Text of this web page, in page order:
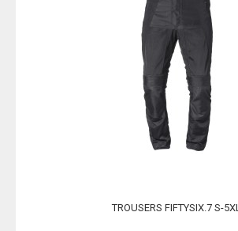
TROUSERS FIFTYSIX.7 S-5XL